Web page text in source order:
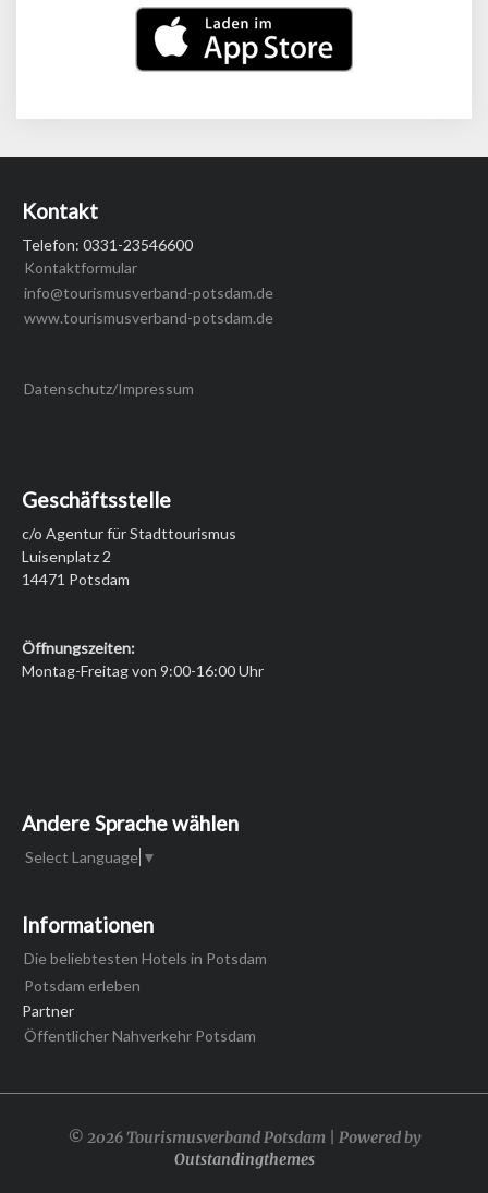
Kontakt
Telefon: 0331-23546600
Kontaktformular
info@tourismusverband-potsdam.de
www.tourismusverband-potsdam.de
Datenschutz/Impressum
Geschäftsstelle
c/o Agentur für Stadttourismus
Luisenplatz 2
14471 Potsdam
Öffnungszeiten:
Montag-Freitag von 9:00-16:00 Uhr
Andere Sprache wählen
Select Language ▼
Informationen
Die beliebtesten Hotels in Potsdam
Potsdam erleben
Partner
Öffentlicher Nahverkehr Potsdam
© 2026 Tourismusverband Potsdam | Powered by
Outstandingthemes